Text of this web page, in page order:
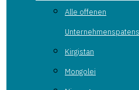
Alle offenen
Kirgistan
Mongolei